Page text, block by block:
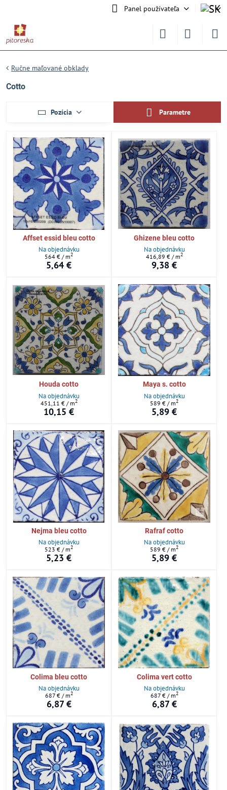
Panel používateľa
Ručne maľované obklady
Cotto
Pozícia Parametre
Affset essid bleu cotto
Na objednávku
5,64 €
564 € / m2
Ghizene bleu cotto
Na objednávku
9,38 €
416,89 € / m2
Houda cotto
Na objednávku
10,15 €
451,11 € / m2
Maya s. cotto
Na objednávku
5,89 €
589 € / m2
Nejma bleu cotto
Na objednávku
5,23 €
523 € / m2
Rafraf cotto
Na objednávku
5,89 €
589 € / m2
Colima bleu cotto
Na objednávku
6,87 €
687 € / m2
Colima vert cotto
Na objednávku
6,87 €
687 € / m2